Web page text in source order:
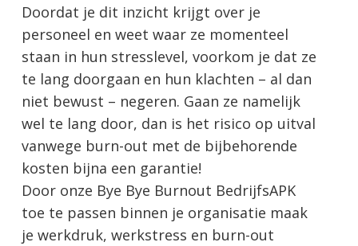
Doordat je dit inzicht krijgt over je
personeel en weet waar ze momenteel
staan in hun stresslevel, voorkom je dat ze
te lang doorgaan en hun klachten – al dan
niet bewust – negeren. Gaan ze namelijk
wel te lang door, dan is het risico op uitval
vanwege burn-out met de bijbehorende
kosten bijna een garantie!
Door onze Bye Bye Burnout BedrijfsAPK
toe te passen binnen je organisatie maak
je werkdruk, werkstress en burn-out